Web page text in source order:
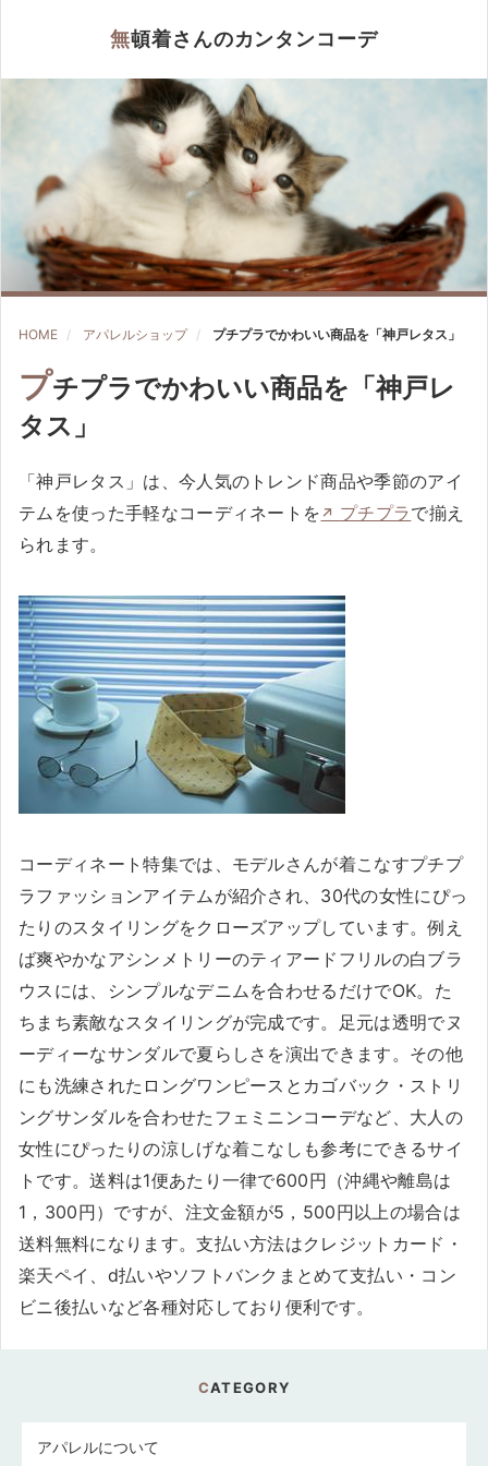
無頓着さんのカンタンコーデ
HOME アパレルショップ プチプラでかわいい商品を「神戸レタス」
プチプラでかわいい商品を「神戸レ
タス」
「神戸レタス」は、今人気のトレンド商品や季節のアイ
テムを使った手軽なコーディネートを
プチプラで揃え
られます。
コーディネート特集では、モデルさんが着こなすプチプ
ラファッションアイテムが紹介され、30代の女性にぴっ
たりのスタイリングをクローズアップしています。例え
ば爽やかなアシンメトリーのティアードフリルの白ブラ
ウスには、シンプルなデニムを合わせるだけでOK。た
ちまち素敵なスタイリングが完成です。足元は透明でヌ
ーディーなサンダルで夏らしさを演出できます。その他
にも洗練されたロングワンピースとカゴバック・ストリ
ングサンダルを合わせたフェミニンコーデなど、大人の
女性にぴったりの涼しげな着こなしも参考にできるサイ
トです。送料は1便あたり一律で600円（沖縄や離島は
1，300円）ですが、注文金額が5，500円以上の場合は
送料無料になります。支払い方法はクレジットカード・
楽天ペイ、d払いやソフトバンクまとめて支払い・コン
ビニ後払いなど各種対応しており便利です。
CATEGORY
アパレルについて